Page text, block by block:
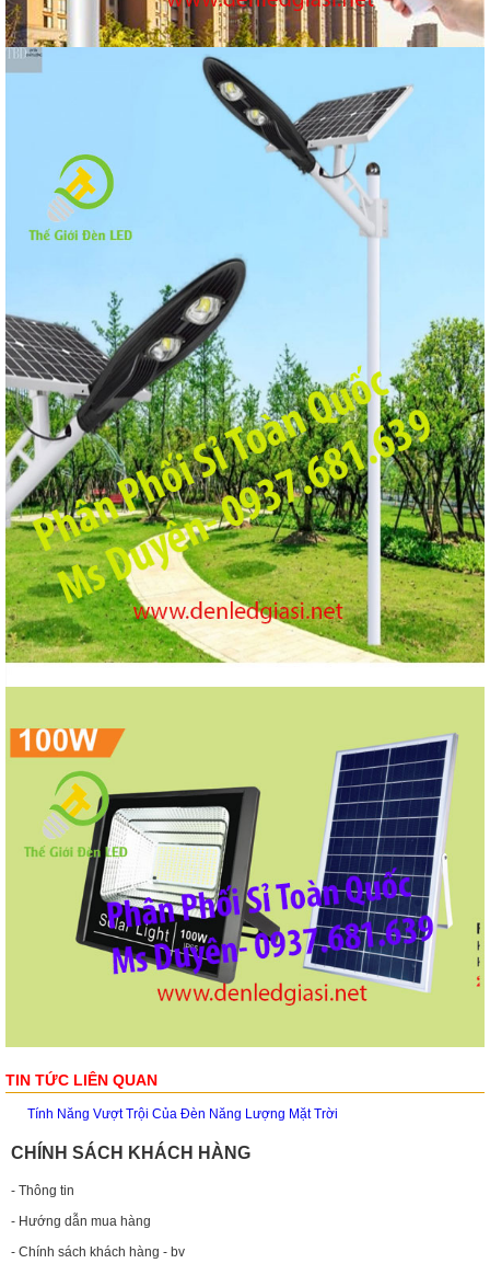
TIN TỨC LIÊN QUAN
Tính Năng Vượt Trội Của Đèn Năng Lượng Mặt Trời
CHÍNH SÁCH KHÁCH HÀNG
- Thông tin
- Hướng dẫn mua hàng
- Chính sách khách hàng - bv